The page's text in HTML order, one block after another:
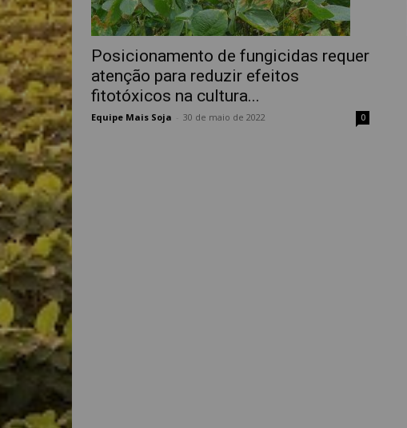
Posicionamento de fungicidas requer
atenção para reduzir efeitos
fitotóxicos na cultura...
Equipe Mais Soja 30 de maio de 2022 0